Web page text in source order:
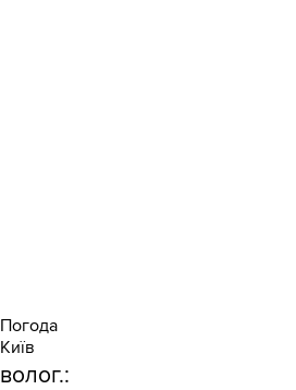
Погода
Київ
волог.: